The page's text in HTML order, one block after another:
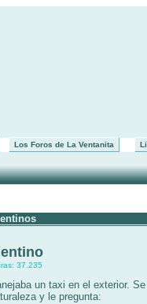
Los Foros de La Ventanita
37.235
un taxi en el exterior.
y le pregunta: